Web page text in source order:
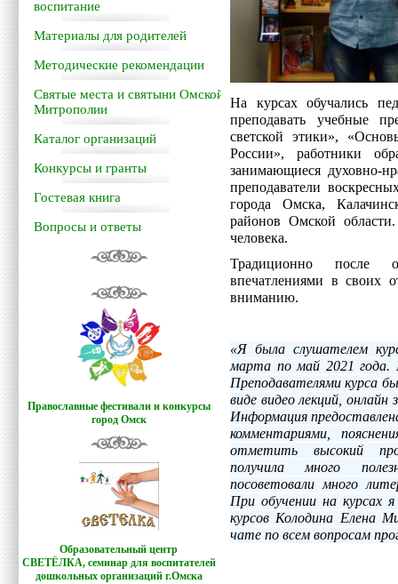
воспитание
Материалы для родителей
Методические рекомендации
Святые места и святыни Омской
Митрополии
Каталог организаций
Конкурсы и гранты
Гостевая книга
Вопросы и ответы
Православные фестивали и конкурсы
город Омск
Образовательный центр
СВЕТЁЛКА, семинар для воспитателей
дошкольных организаций г.Омска
На курсах обучались
преподавать учебные
светской этики»,
России», работники
занимающиеся духовно-
преподаватели
города Омска,
районов Омской
человека.
Традиционно после
впечатлениями в своих
вниманию.
«Я была слушателем
марта по май 2021 года.
Преподавателями курса
виде видео лекций,
Информация
комментариями,
отметить высокий
получила много
посоветовали много
При обучении на курсах
курсов Колодина Елена
чате по всем вопросам